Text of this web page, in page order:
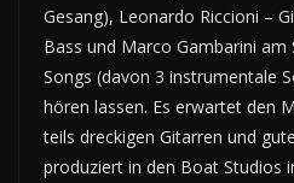
Gesang), Leonardo Riccioni –
Bass und Marco Gambarini
Songs (davon 3 instrumentale
hören lassen. Es erwartet den
teils dreckigen Gitarren und
produziert in den Boat Studios